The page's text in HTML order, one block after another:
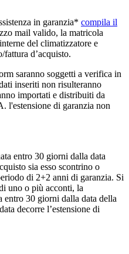
in garanzia* compila il
mail valido, la matricola
del climatizzatore e
d’acquisto.
saranno soggetti a verifica in
inseriti non risulteranno
importati e distribuiti da
di garanzia non
entro 30 giorni dalla data
sia esso scontrino o
di 2+2 anni di garanzia. Si
uno o più acconti, la
entro 30 giorni dalla data della
decorre l’estensione di